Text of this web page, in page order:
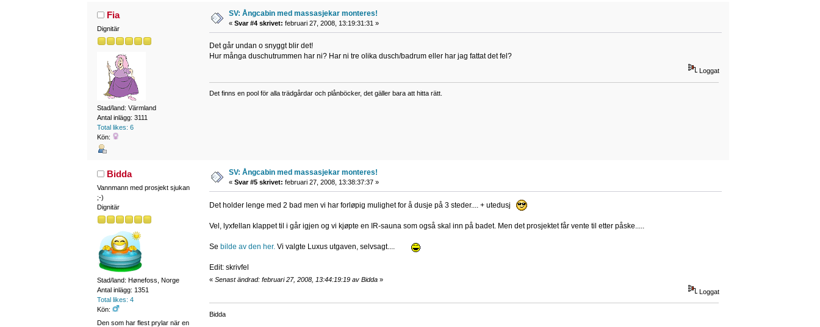
Fia
Dignitär
Stad/land: Värmland
Antal inlägg: 3111
Total likes: 6
Kön:
SV: Ångcabin med massasjekar monteres!
« Svar #4 skrivet: februari 27, 2008, 13:19:31:31 »
Det går undan o snyggt blir det!
Hur många duschutrummen har ni? Har ni tre olika dusch/badrum eller har jag fattat det fel?
Loggat
Det finns en pool för alla trädgårdar och plånböcker, det gäller bara att hitta rätt.
Bidda
Vannmann med prosjekt sjukan
;-)
Dignitär
Stad/land: Hønefoss, Norge
Antal inlägg: 1351
Total likes: 4
Kön:
Den som har flest prylar när en
SV: Ångcabin med massasjekar monteres!
« Svar #5 skrivet: februari 27, 2008, 13:38:37:37 »
Det holder lenge med 2 bad men vi har forløpig mulighet for å dusje på 3 steder.... + utedusj
Vel, lyxfellan klappet til i går igjen og vi kjøpte en IR-sauna som også skal inn på badet. Men det prosjektet får vente til etter påske.....
Se bilde av den her. Vi valgte Luxus utgaven, selvsagt....
Edit: skrivfel
« Senast ändrad: februari 27, 2008, 13:44:19:19 av Bidda»
Loggat
Bidda